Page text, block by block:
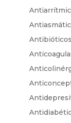
Antibióticos